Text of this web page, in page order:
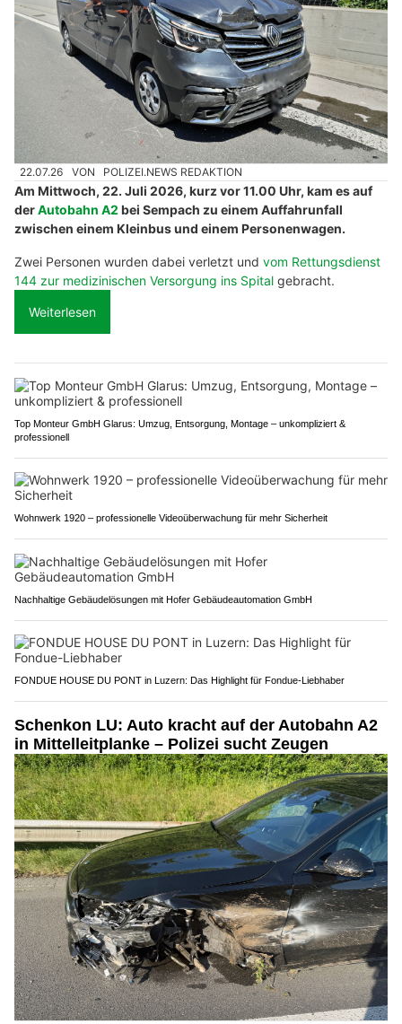
22.07.26 VON POLIZEI.NEWS REDAKTION
Am Mittwoch, 22. Juli 2026, kurz vor 11.00 Uhr, kam es auf
derAutobahn A2 bei Sempach zu einem Auffahrunfall
zwischen einem Kleinbus und einem Personenwagen.
Zwei Personen wurden dabei verletzt und vom Rettungsdienst
144 zur medizinischen Versorgung ins Spital gebracht.
Weiterlesen
Top Monteur GmbH Glarus: Umzug, Entsorgung, Montage – unkompliziert &
professionell
Wohnwerk 1920 – professionelle Videoüberwachung für mehr Sicherheit
Nachhaltige Gebäudelösungen mit Hofer Gebäudeautomation GmbH
FONDUE HOUSE DU PONT in Luzern: Das Highlight für Fondue-Liebhaber
Schenkon LU: Auto kracht auf der Autobahn A2
in Mittelleitplanke – Polizei sucht Zeugen